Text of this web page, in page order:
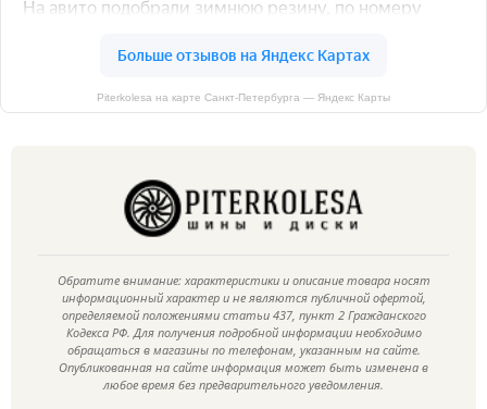
Piterkolesa на карте Санкт‑Петербурга — Яндекс Карты
Обратите внимание: характеристики и описание товара носят
информационный характер и не являются публичной офертой,
определяемой положениями статьи 437, пункт 2 Гражданского
Кодекса РФ. Для получения подробной информации необходимо
обращаться в магазины по телефонам, указанным на сайте.
Опубликованная на сайте информация может быть изменена в
любое время без предварительного уведомления.